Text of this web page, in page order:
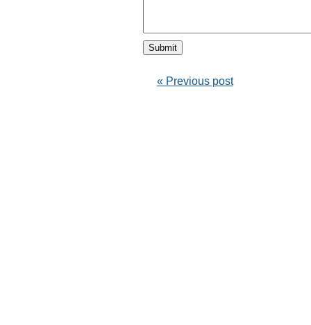
« Previous post